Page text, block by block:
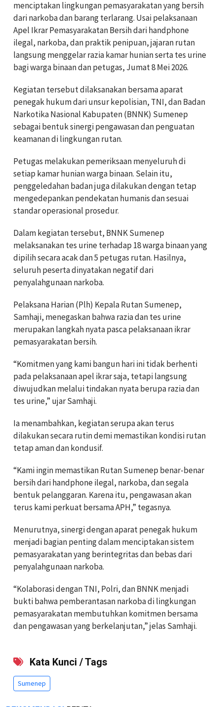
menciptakan lingkungan pemasyarakatan yang bersih
dari narkoba dan barang terlarang. Usai pelaksanaan
Apel Ikrar Pemasyarakatan Bersih dari handphone
ilegal, narkoba, dan praktik penipuan, jajaran rutan
langsung menggelar razia kamar hunian serta tes urine
bagi warga binaan dan petugas, Jumat 8 Mei 2026.
Kegiatan tersebut dilaksanakan bersama aparat
penegak hukum dari unsur kepolisian, TNI, dan Badan
Narkotika Nasional Kabupaten (BNNK) Sumenep
sebagai bentuk sinergi pengawasan dan penguatan
keamanan di lingkungan rutan.
Petugas melakukan pemeriksaan menyeluruh di
setiap kamar hunian warga binaan. Selain itu,
penggeledahan badan juga dilakukan dengan tetap
mengedepankan pendekatan humanis dan sesuai
standar operasional prosedur.
Dalam kegiatan tersebut, BNNK Sumenep
melaksanakan tes urine terhadap 18 warga binaan yang
dipilih secara acak dan 5 petugas rutan. Hasilnya,
seluruh peserta dinyatakan negatif dari
penyalahgunaan narkoba.
Pelaksana Harian (Plh) Kepala Rutan Sumenep,
Samhaji, menegaskan bahwa razia dan tes urine
merupakan langkah nyata pasca pelaksanaan ikrar
pemasyarakatan bersih.
“Komitmen yang kami bangun hari ini tidak berhenti
pada pelaksanaan apel ikrar saja, tetapi langsung
diwujudkan melalui tindakan nyata berupa razia dan
tes urine,” ujar Samhaji.
Ia menambahkan, kegiatan serupa akan terus
dilakukan secara rutin demi memastikan kondisi rutan
tetap aman dan kondusif.
“Kami ingin memastikan Rutan Sumenep benar-benar
bersih dari handphone ilegal, narkoba, dan segala
bentuk pelanggaran. Karena itu, pengawasan akan
terus kami perkuat bersama APH,” tegasnya.
Menurutnya, sinergi dengan aparat penegak hukum
menjadi bagian penting dalam menciptakan sistem
pemasyarakatan yang berintegritas dan bebas dari
penyalahgunaan narkoba.
“Kolaborasi dengan TNI, Polri, dan BNNK menjadi
bukti bahwa pemberantasan narkoba di lingkungan
pemasyarakatan membutuhkan komitmen bersama
dan pengawasan yang berkelanjutan,” jelas Samhaji.
Kata Kunci / Tags
Sumenep